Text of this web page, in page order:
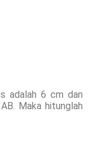
adalah 6 cm dan
Maka hitunglah